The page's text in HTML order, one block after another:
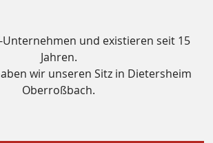
Unternehmen und existieren seit 15
Jahren.
wir unseren Sitz in Dietersheim
Oberroßbach.